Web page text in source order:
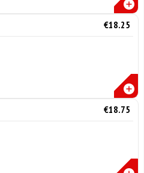
€18.25
€18.75